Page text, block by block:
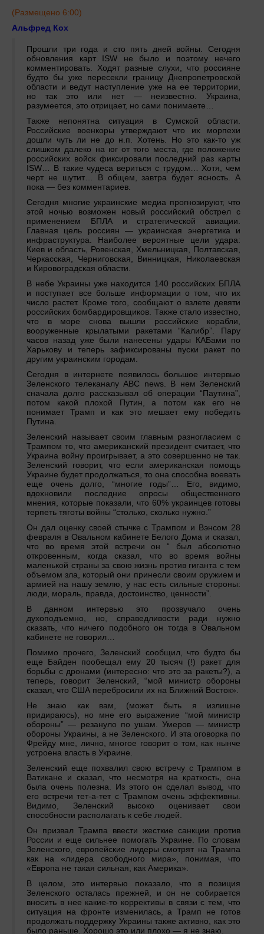
(Размещено 6:00)
Альфред Кох
Прошли три года и сто пять дней войны. Сегодня
обновления карт ISW не было и поэтому нечего
комментировать. Ходят разные слухи, что россияне
будто бы уже пересекли границу Днепропетровской
области и ведут наступление уже на ее территории,
но так это или нет — неизвестно. Украина,
разумеется, это отрицает, но сами понимаете…
Также непонятна ситуация в Сумской области.
Российские военкоры утверждают что их морпехи
дошли чуть ли не до н.п. Хотень. Но это как-то уж
слишком далеко на юг от того места, где положение
российских войск фиксировали последний раз карты
ISW… В такие чудеса вериться с трудом… Хотя, чем
черт не шутит… В общем, завтра будет ясность. А
пока — без комментариев.
Сегодня многие украинские медиа прогнозируют, что
этой ночью возможен новый российский обстрел с
применением БПЛА и стратегической авиации.
Главная цель россиян — украинская энергетика и
инфраструктура. Наиболее вероятные цели удара:
Киев и область, Ровенская, Хмельницкая, Полтавская,
Черкасская, Черниговская, Винницкая, Николаевская
и Кировоградская области.
В небе Украины уже находится 140 российских БПЛА
и поступает все больше информации о том, что их
число растет. Кроме того, сообщают о взлете девяти
российских бомбардировщиков. Также стало известно,
что в море снова вышли российские корабли,
вооруженные крылатыми ракетами “Калибр”. Пару
часов назад уже были нанесены удары КАБами по
Харькову и теперь зафиксированы пуски ракет по
другим украинским городам.
Сегодня в интернете появилось большое интервью
Зеленского телеканалу АВС news. В нем Зеленский
сначала долго рассказывал об операции “Паутина”,
потом какой плохой Путин, а потом как его не
понимает Трамп и как это мешает ему победить
Путина.
Зеленский называет своим главным разногласием с
Трампом то, что американский президент считает, что
Украина войну проигрывает, а это совершенно не так.
Зеленский говорит, что если американская помощь
Украине будет продолжаться, то она способна воевать
еще очень долго, “многие годы”… Его, видимо,
вдохновили последние опросы общественного
мнения, которые показали, что 60% украинцев готовы
терпеть тяготы войны “столько, сколько нужно.”
Он дал оценку своей стычке с Трампом и Вэнсом 28
февраля в Овальном кабинете Белого Дома и сказал,
что во время этой встречи он “ был абсолютно
откровенным, когда сказал, что во время войны
маленькой страны за свою жизнь против гиганта с тем
объемом зла, который они принесли своим оружием и
армией на нашу землю, у нас есть сильные стороны:
люди, мораль, правда, достоинство, ценности”.
В данном интервью это прозвучало очень
духоподъемно, но, справедливости ради нужно
сказать, что ничего подобного он тогда в Овальном
кабинете не говорил…
Помимо прочего, Зеленский сообщил, что будто бы
еще Байден пообещал ему 20 тысяч (!) ракет для
борьбы с дронами (интересно: что это за ракеты?), а
теперь, говорит Зеленский, “мой министр обороны
сказал, что США перебросили их на Ближний Восток».
Не знаю как вам, (может быть я излишне
придираюсь), но мне его выражение “мой министр
обороны” — резануло по ушам. Умеров — министр
обороны Украины, а не Зеленского. И эта оговорка по
Фрейду мне, лично, многое говорит о том, как нынче
устроена власть в Украине.
Зеленский еще похвалил свою встречу с Трампом в
Ватикане и сказал, что несмотря на краткость, она
была очень полезна. Из этого он сделал вывод, что
его встречи тет-а-тет с Трампом очень эффективны.
Видимо, Зеленский высоко оценивает свои
способности располагать к себе людей.
Он призвал Трампа ввести жесткие санкции против
России и еще сильнее помогать Украине. По словам
Зеленского, европейские лидеры смотрят на Трампа
как на «лидера свободного мира», понимая, что
«Европа не такая сильная, как Америка».
В целом, это интервью показало, что в позиция
Зеленского осталась прежней, и он не собирается
вносить в нее какие-то коррективы в связи с тем, что
ситуация на фронте изменилась, а Трамп не готов
продолжать поддержку Украины также активно, как это
было раньше. Хорошо это или плохо — я не знаю.